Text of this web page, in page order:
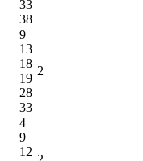
33
38
9
13
18
19
28
33
2
4
9
12